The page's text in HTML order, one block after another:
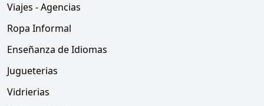
Viajes - Agencias
Ropa Informal
Enseñanza de Idiomas
Jugueterias
Vidrierias